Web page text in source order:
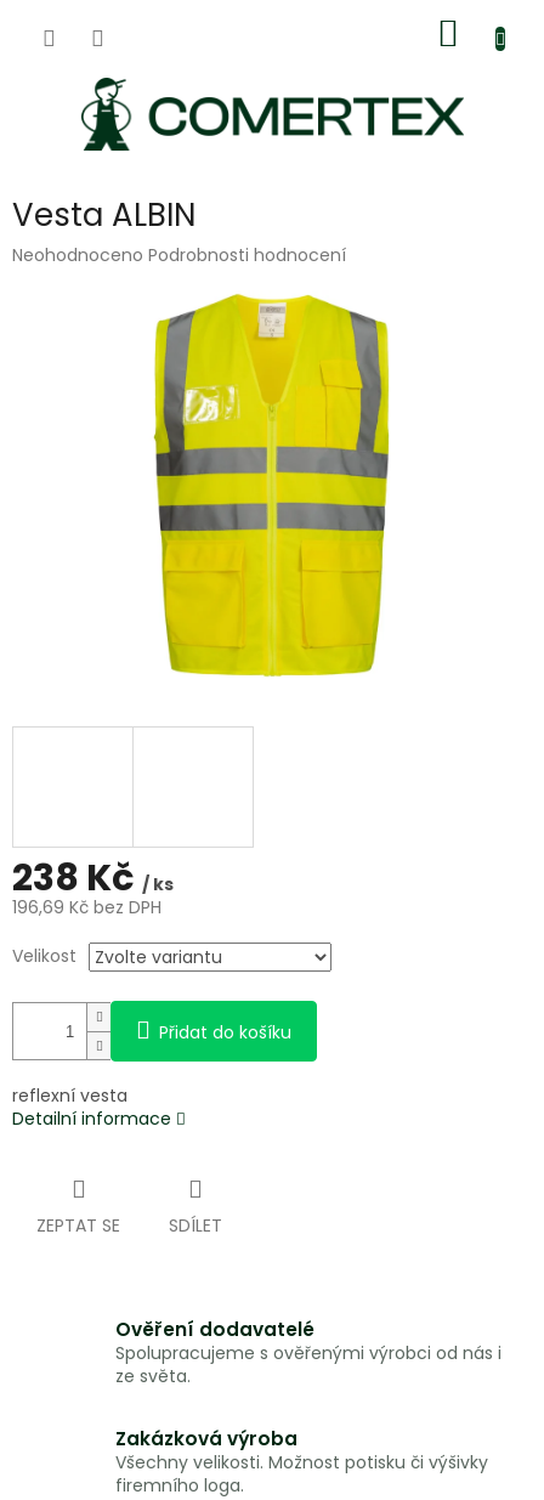
košík
Vesta ALBIN
Průměrné
Neohodnoceno Podrobnosti hodnocení
238 Kč / ks
196,69 Kč bez DPH
cena:
Velikost
Přidat do košíku
reflexní vesta
Detailní informace
ZEPTAT SE SDÍLET
Ověření dodavatelé
Spolupracujeme s ověřenými výrobci od nás i
ze světa.
Zakázková výroba
Všechny velikosti. Možnost potisku či výšivky
firemního loga.